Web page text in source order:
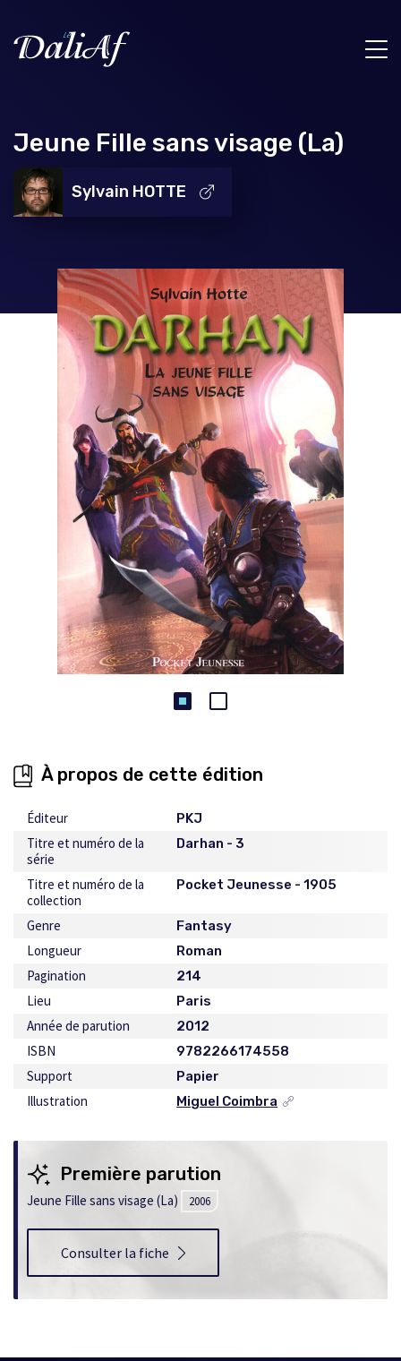
Jeune Fille sans visage (La)
Sylvain HOTTE
À propos de cette édition
Éditeur PKJ
Titre et numéro de la
série
Darhan - 3
Titre et numéro de la
collection
Pocket Jeunesse - 1905
Genre Fantasy
Longueur Roman
Pagination 214
Lieu Paris
Année de parution 2012
ISBN 9782266174558
Support Papier
Illustration Miguel Coimbra
Ce
s'ouvrira
une
fenêtre
Première parution
Jeune Fille sans visage (La) 2006
Consulter la fiche